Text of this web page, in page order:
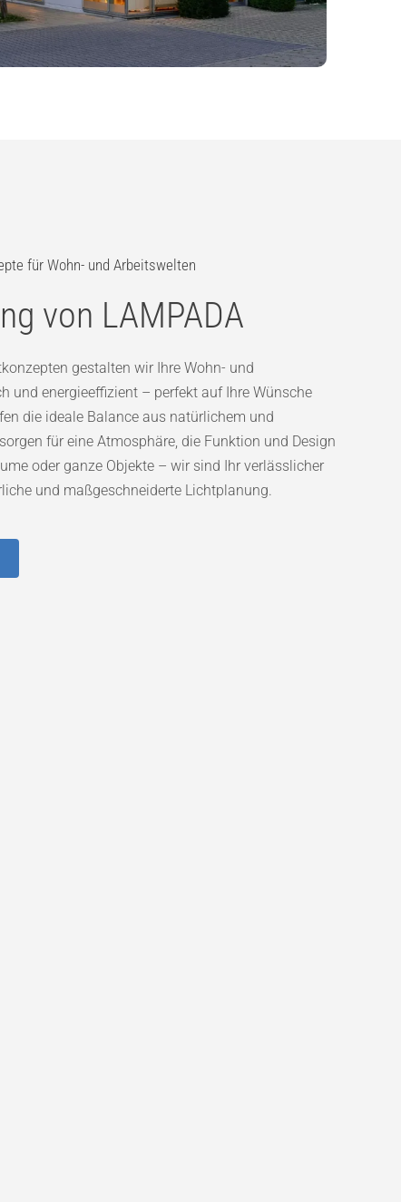
für Wohn- und Arbeitswelten
von LAMPADA
gestalten wir Ihre Wohn- und
und energieeffizient – perfekt auf Ihre Wünsche
die ideale Balance aus natürlichem und
für eine Atmosphäre, die Funktion und Design
oder ganze Objekte – wir sind Ihr verlässlicher
und maßgeschneiderte Lichtplanung.